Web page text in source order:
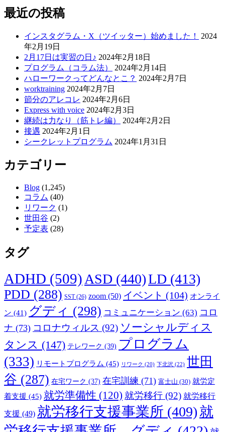
ビ
稿
稿
最近の投稿
インスタグラム・X（ツイッター）始めました！
2024
年2月19日
2月17日は実習の日♪ 2024年2月18日
プログラム（コラム法）
2024年2月14日
ハローワークってどんなとこ？ 2024年2月7日
worktraining 2024年2月7日
節分のアレコレ 2024年2月6日
Express with voice 2024年2月3日
継続は力なり（筋トレ編）
2024年2月2日
接遇 2024年2月1日
シークレットプログラム 2024年1月31日
カテゴリー
Blog (1,245)
コラム (40)
リワーク (1)
世田谷 (2)
予定表 (28)
タグ
ADHD (509) ASD (440)LD (413)
PDD (288) SST(26) zoom (50) イベント (104) オンライ
ン (41) グディ (298) コミュニケーション (63) コロ
ナ (73) コロナウィルス (92) ソーシャルディス
タンス (147) テレワーク (39) プログラム
(333) リモートプログラム (45) リワーク (20) 下北沢 (22) 世田
谷 (287) 在宅ワーク (37) 在宅訓練 (71) 富士山 (30) 就労定
着支援 (45) 就労準備性 (120) 就労移行 (92) 就労移行
支援 (49) 就労移行支援事業所 (409)就